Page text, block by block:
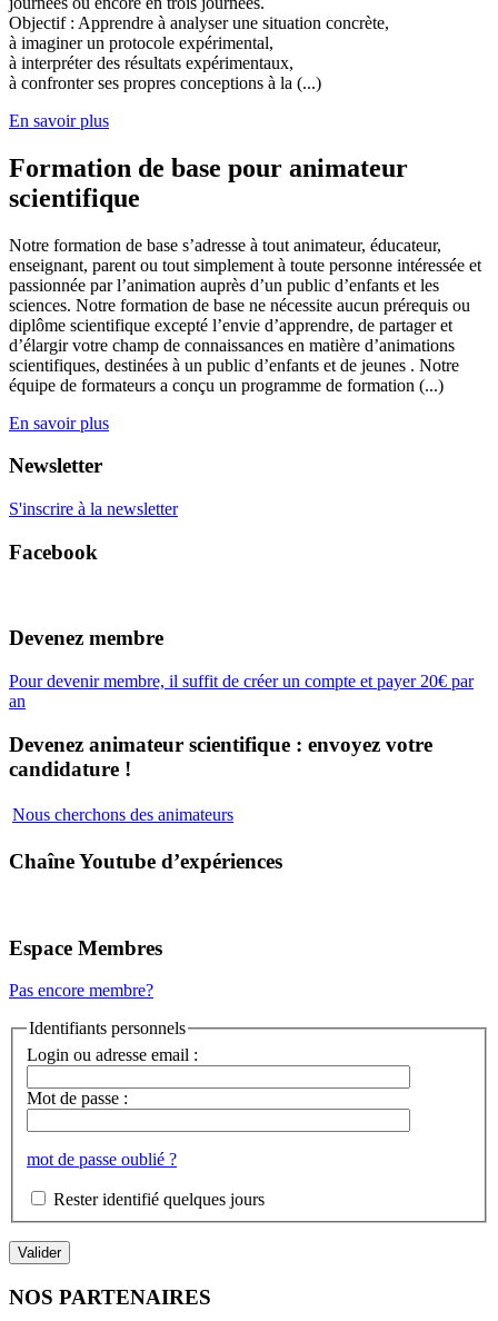
Objectif : Apprendre à analyser une situation concrète,
à imaginer un protocole expérimental,
à interpréter des résultats expérimentaux,
à confronter ses propres conceptions à la (...)
En savoir plus
Formation de base pour animateur
scientifique
Notre formation de base s’adresse à tout animateur, éducateur,
enseignant, parent ou tout simplement à toute personne intéressée et
passionnée par l’animation auprès d’un public d’enfants et les
sciences. Notre formation de base ne nécessite aucun prérequis ou
diplôme scientifique excepté l’envie d’apprendre, de partager et
d’élargir votre champ de connaissances en matière d’animations
scientifiques, destinées à un public d’enfants et de jeunes . Notre
équipe de formateurs a conçu un programme de formation (...)
En savoir plus
Newsletter
S'inscrire à la newsletter
Facebook
Devenez membre
Pour devenir membre, il suffit de créer un compte et payer 20€ par
an
Devenez animateur scientifique : envoyez votre
candidature !
Nous cherchons des animateurs
Chaîne Youtube d’expériences
Espace Membres
Pas encore membre?
Identifiants personnels
Login ou adresse email :
Mot de passe :
mot de passe oublié ?
Rester identifié quelques jours
NOS PARTENAIRES